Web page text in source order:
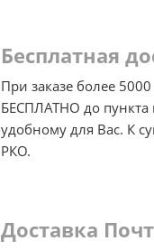
Бесплатная
При заказе более
БЕСПЛАТНО до пункта
удобному для Вас. К
РКО.
Доставка